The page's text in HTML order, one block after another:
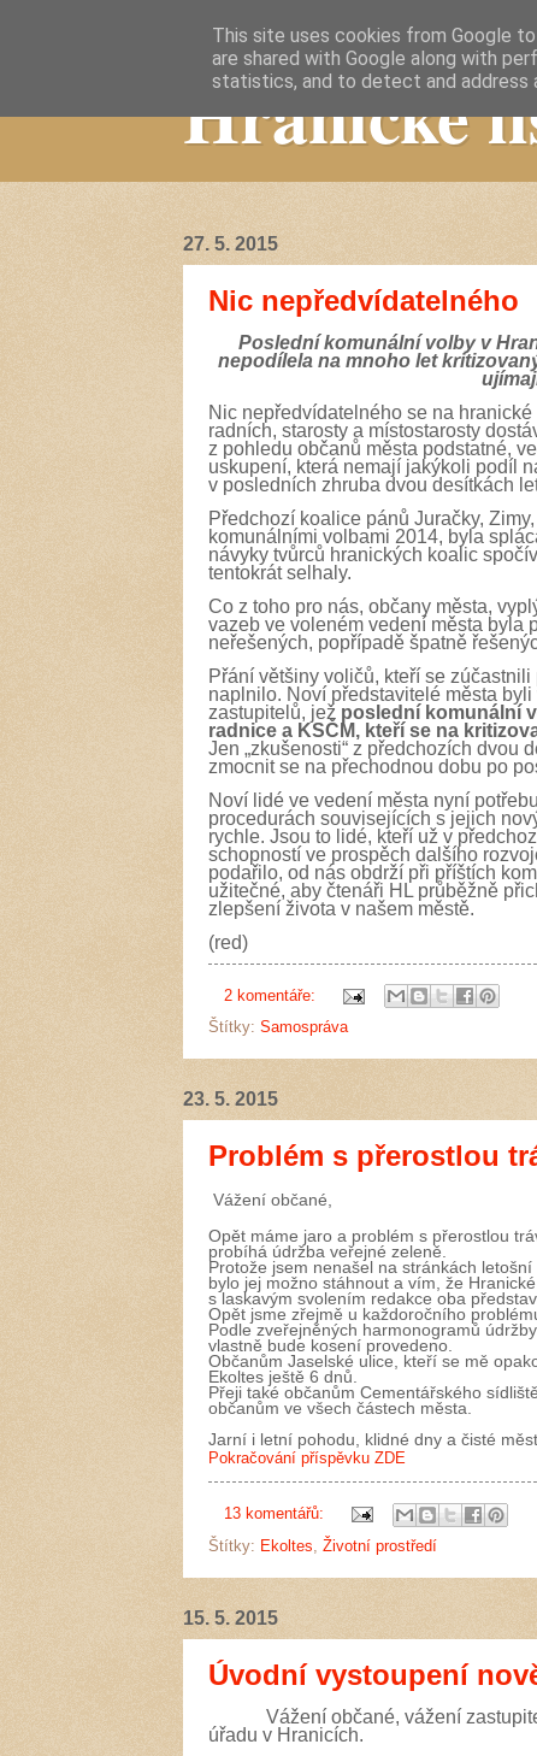
Hranické
27. 5. 2015
Nic nepředvídatelného
Poslední komunální volby v
nepodílela na mnoho let
Nic nepředvídatelného se na
radních, starosty a místostarosty
z pohledu občanů města podstatné,
uskupení, která nemají jakýkoli podíl
v posledních zhruba dvou desítkách
Předchozí koalice pánů Juračky,
komunálními volbami 2014, byla
návyky tvůrců hranických koalic
tentokrát selhaly.
Co z toho pro nás, občany města,
vazeb ve voleném vedení města byla
neřešených, popřípadě špatně
Přání většiny voličů, kteří se
naplnilo. Noví představitelé města
zastupitelů, jež poslední komunální
radnice a KSČM, kteří se na
Jen „zkušenosti“ z předchozích dvou
zmocnit se na přechodnou dobu po
Noví lidé ve vedení města nyní
procedurách souvisejících s jejich
rychle. Jsou to lidé, kteří už v
schopností ve prospěch dalšího
podařilo, od nás obdrží při příštích
užitečné, aby čtenáři HL průběžně
zlepšení života v našem městě.
(red)
2 komentáře:
Štítky: Samospráva
23. 5. 2015
Problém s přerostlou
Vážení občané,
Opět máme jaro a problém s přerostlou
probíhá údržba veřejné zeleně.
Protože jsem nenašel na stránkách
bylo jej možno stáhnout a vím, že
s laskavým svolením redakce oba
Opět jsme zřejmě u každoročního
Podle zveřejněných harmonogramů
vlastně bude kosení provedeno.
Občanům Jaselské ulice, kteří se mě
Ekoltes ještě 6 dnů.
Přeji také občanům Cementářského
občanům ve všech částech města.
Jarní i letní pohodu, klidné dny a čisté
Pokračování příspěvku ZDE
13 komentářů:
Štítky: Ekoltes Životní prostředí
15. 5. 2015
Úvodní vystoupení
Vážení občané, vážení
úřadu v Hranicích.
This site uses cookies from Google
are shared with Google along with
statistics, and to detect and address